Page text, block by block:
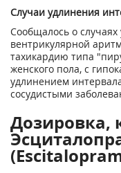
Случаи удлинения
Сообщалось о
вентрикулярной
тахикардию типа
женского пола, с
удлинением
сосудистыми
Дозировка,